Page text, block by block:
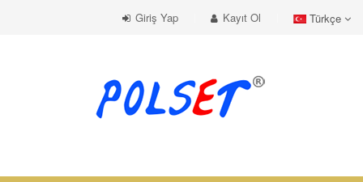
Giriş Yap Kayıt Ol Türkçe